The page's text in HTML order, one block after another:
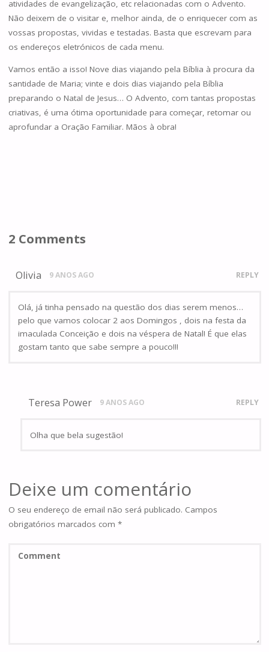
atividades de evangelização, etc relacionadas com o Advento.
Não deixem de o visitar e, melhor ainda, de o enriquecer com as
vossas propostas, vividas e testadas. Basta que escrevam para
os endereços eletrónicos de cada menu.
Vamos então a isso! Nove dias viajando pela Bíblia à procura da
santidade de Maria; vinte e dois dias viajando pela Bíblia
preparando o Natal de Jesus… O Advento, com tantas propostas
criativas, é uma ótima oportunidade para começar, retomar ou
aprofundar a Oração Familiar. Mãos à obra!
2 Comments
Olivia 9 ANOS AGO REPLY
Olá, já tinha pensado na questão dos dias serem menos…
pelo que vamos colocar 2 aos Domingos , dois na festa da
imaculada Conceição e dois na véspera de Natal! É que elas
gostam tanto que sabe sempre a pouco!!!
Teresa Power 9 ANOS AGO REPLY
Olha que bela sugestão!
Deixe um comentário
O seu endereço de email não será publicado. Campos
obrigatórios marcados com *